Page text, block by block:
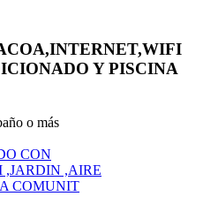
Y PISCINA
o más
CON
,JARDIN ,AIRE
COMUNIT